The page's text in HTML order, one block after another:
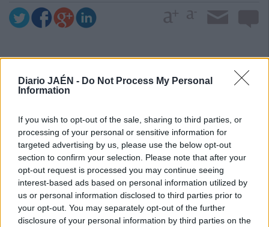
Diario JAÉN - Do Not Process My Personal
Information
If you wish to opt-out of the sale, sharing to third parties, or
processing of your personal or sensitive information for
targeted advertising by us, please use the below opt-out
section to confirm your selection. Please note that after your
opt-out request is processed you may continue seeing
interest-based ads based on personal information utilized by
us or personal information disclosed to third parties prior to
your opt-out. You may separately opt-out of the further
disclosure of your personal information by third parties on the